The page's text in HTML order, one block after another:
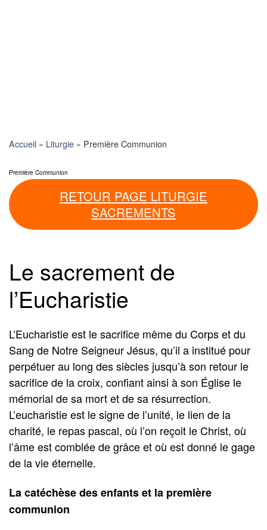
Accueil » Liturgie » Première Communion
Première Communion
RETOUR PAGE LITURGIE
SACREMENTS
Le sacrement de
l’Eucharistie
L’Eucharistie est le sacrifice même du Corps et du
Sang de Notre Seigneur Jésus, qu’il a institué pour
perpétuer au long des siècles jusqu’à son retour le
sacrifice de la croix, confiant ainsi à son Église le
mémorial de sa mort et de sa résurrection.
L’eucharistie est le signe de l’unité, le lien de la
charité, le repas pascal, où l’on reçoit le Christ, où
l’âme est comblée de grâce et où est donné le gage
de la vie éternelle.
La catéchèse des enfants et la première
communion